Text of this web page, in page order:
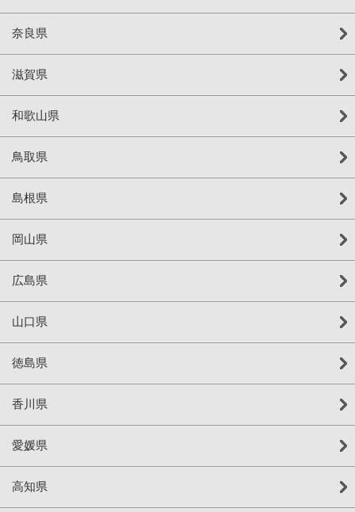
奈良県
滋賀県
和歌山県
鳥取県
島根県
岡山県
広島県
山口県
徳島県
香川県
愛媛県
高知県